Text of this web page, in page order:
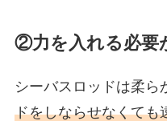
②力を入れる必要
シーバスロッドは柔ら
ドをしならせなくても